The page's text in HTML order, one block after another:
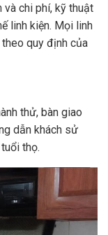
và chi phí, kỹ thuật
linh kiện. Mọi linh
quy định của
thử, bàn giao
dẫn khách sử
thọ.